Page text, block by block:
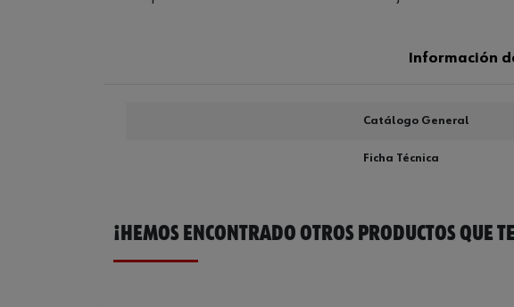
Información
Catálogo General
Ficha Técnica
¡HEMOS ENCONTRADO OTROS PRODUCTOS QUE